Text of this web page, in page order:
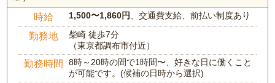
時給 1,500〜1,860円 、交通費支給、前払い制度あり
勤務地
柴崎 徒歩7分
（東京都調布市付近）
勤務時間
8時～20時の間で1時間〜、好きな日に働くこと
が可能です。(候補の日時から選択)